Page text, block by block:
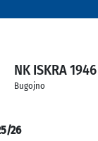
NK ISKRA 1946
Bugojno
26